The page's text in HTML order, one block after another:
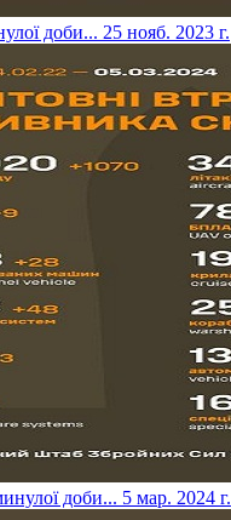
доби... 25 нояб. 2023 г.
доби... 5 мар. 2024 г.